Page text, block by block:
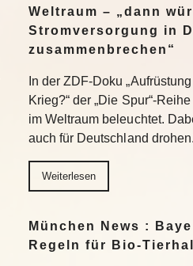
Weltraum – „dann
Stromversorgung in
zusammenbrechen“
In der ZDF-Doku
Krieg?“ der „Die Spur“-
im Weltraum beleuchtet.
auch für Deutschland
Weiterlesen
München News :
Regeln für Bio-